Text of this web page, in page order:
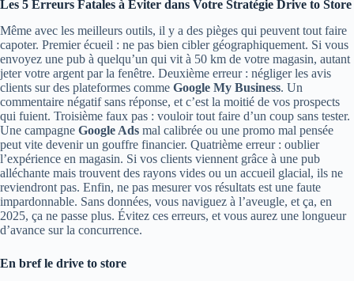
Les 5 Erreurs Fatales à Éviter dans Votre Stratégie Drive to Store
Même avec les meilleurs outils, il y a des pièges qui peuvent tout faire
capoter. Premier écueil : ne pas bien cibler géographiquement. Si vous
envoyez une pub à quelqu’un qui vit à 50 km de votre magasin, autant
jeter votre argent par la fenêtre. Deuxième erreur : négliger les avis
clients sur des plateformes comme Google My Business. Un
commentaire négatif sans réponse, et c’est la moitié de vos prospects
qui fuient. Troisième faux pas : vouloir tout faire d’un coup sans tester.
Une campagne Google Ads mal calibrée ou une promo mal pensée
peut vite devenir un gouffre financier. Quatrième erreur : oublier
l’expérience en magasin. Si vos clients viennent grâce à une pub
alléchante mais trouvent des rayons vides ou un accueil glacial, ils ne
reviendront pas. Enfin, ne pas mesurer vos résultats est une faute
impardonnable. Sans données, vous naviguez à l’aveugle, et ça, en
2025, ça ne passe plus. Évitez ces erreurs, et vous aurez une longueur
d’avance sur la concurrence.
En bref le drive to store